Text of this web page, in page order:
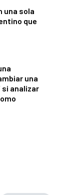
una sola
que
una
si analizar